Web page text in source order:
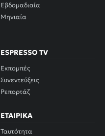
Εβδομαδιαία
Μηνιαία
ESPRESSO TV
Εκπομπές
Συνεντεύξεις
Ρεπορτάζ
ΕΤΑΙΡΙΚΆ
Ταυτότητα